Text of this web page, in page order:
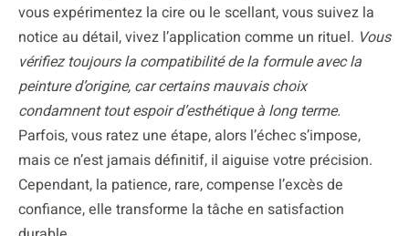
vous expérimentez la cire ou le scellant, vous suivez la
notice au détail, vivez l’application comme un rituel. Vous
vérifiez toujours la compatibilité de la formule avec la
peinture d’origine, car certains mauvais choix
condamnent tout espoir d’esthétique à long terme.
Parfois, vous ratez une étape, alors l’échec s’impose,
mais ce n’est jamais définitif, il aiguise votre précision.
Cependant, la patience, rare, compense l’excès de
confiance, elle transforme la tâche en satisfaction